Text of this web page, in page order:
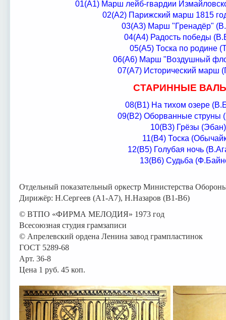
01(А1) Марш лейб-гвардии
02(А2) Парижский марш 1815
03(А3) Марш "Гренадёр"
04(А4) Радость победы
05(А5) Тоска по родине
06(А6) Марш "Воздушный
07(А7) Исторический марш
СТАРИННЫЕ
08(В1) На тихом озере
09(В2) Оборванные струны
10(В3) Грёзы (Эбан)
11(В4) Тоска
12(В5) Голубая ночь
13(В6) Судьба
Отдельный показательный оркестр Министерства
Дирижёр: Н.Сергеев (А1-А7), Н.Назаров (В1-В6)
© ВТПО «ФИРМА МЕЛОДИЯ» 1973 год
Всесоюзная студия грамзаписи
© Апрелевский ордена Ленина завод грампластинок
ГОСТ 5289-68
Арт. 36-8
Цена 1 руб. 45 коп.